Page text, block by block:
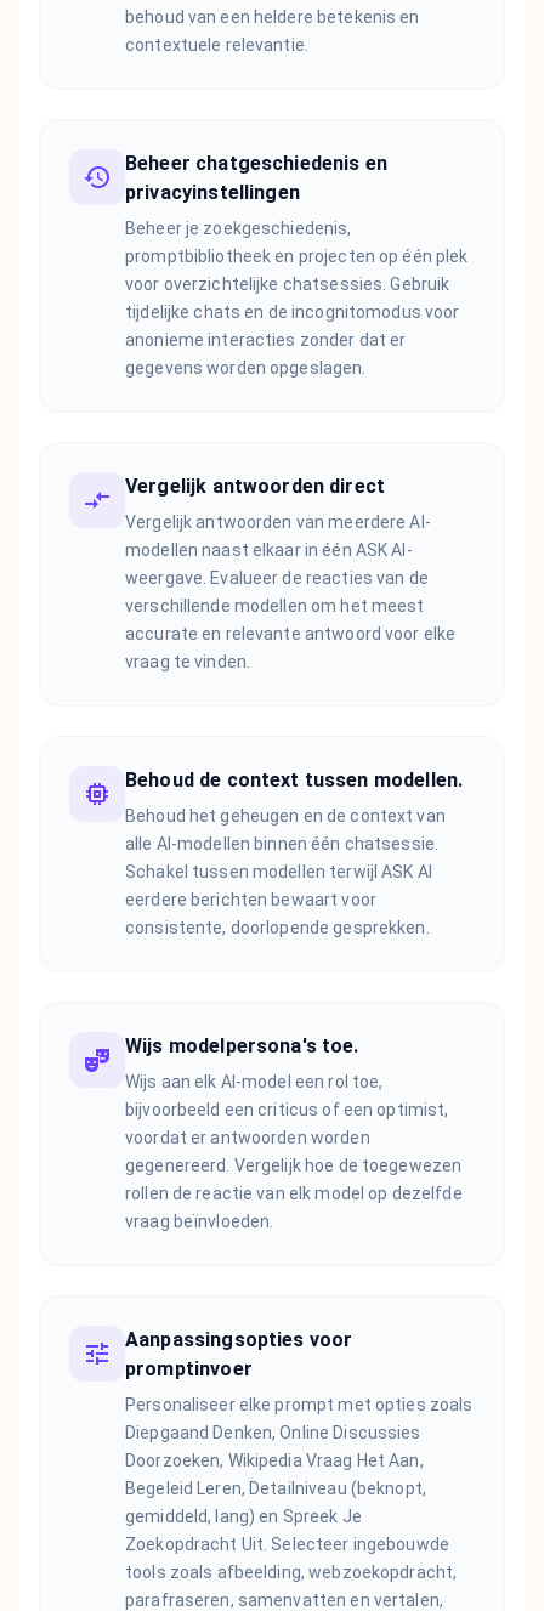
behoud van een heldere betekenis en
contextuele relevantie.
Beheer chatgeschiedenis en
privacyinstellingen
Beheer je zoekgeschiedenis,
promptbibliotheek en projecten op één plek
voor overzichtelijke chatsessies. Gebruik
tijdelijke chats en de incognitomodus voor
anonieme interacties zonder dat er
gegevens worden opgeslagen.
Vergelijk antwoorden direct
Vergelijk antwoorden van meerdere AI-
modellen naast elkaar in één ASK AI-
weergave. Evalueer de reacties van de
verschillende modellen om het meest
accurate en relevante antwoord voor elke
vraag te vinden.
Behoud de context tussen modellen.
Behoud het geheugen en de context van
alle AI-modellen binnen één chatsessie.
Schakel tussen modellen terwijl ASK AI
eerdere berichten bewaart voor
consistente, doorlopende gesprekken.
Wijs modelpersona's toe.
Wijs aan elk AI-model een rol toe,
bijvoorbeeld een criticus of een optimist,
voordat er antwoorden worden
gegenereerd. Vergelijk hoe de toegewezen
rollen de reactie van elk model op dezelfde
vraag beïnvloeden.
Aanpassingsopties voor
promptinvoer
Personaliseer elke prompt met opties zoals
Diepgaand Denken, Online Discussies
Doorzoeken, Wikipedia Vraag Het Aan,
Begeleid Leren, Detailniveau (beknopt,
gemiddeld, lang) en Spreek Je
Zoekopdracht Uit. Selecteer ingebouwde
tools zoals afbeelding, webzoekopdracht,
parafraseren, samenvatten en vertalen,